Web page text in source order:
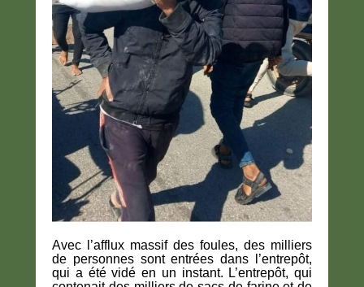
Avec l’afflux massif des foules, des milliers
de personnes sont entrées dans l’entrepôt,
qui a été vidé en un instant. L’entrepôt, qui